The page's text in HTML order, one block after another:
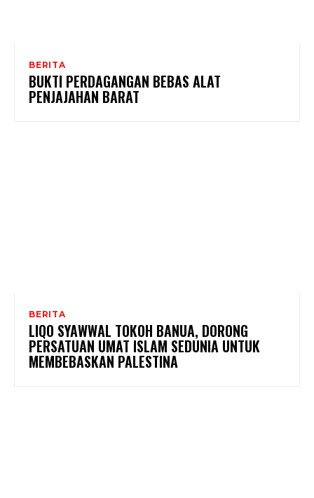
BERITA
BUKTI PERDAGANGAN BEBAS ALAT
PENJAJAHAN BARAT
BERITA
LIQO SYAWWAL TOKOH BANUA, DORONG
PERSATUAN UMAT ISLAM SEDUNIA UNTUK
MEMBEBASKAN PALESTINA